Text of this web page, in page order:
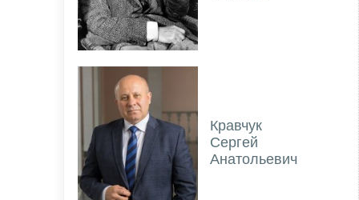
Кравчук
Сергей
Анатольевич